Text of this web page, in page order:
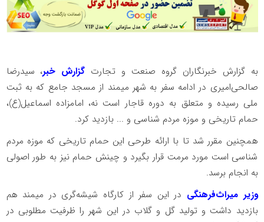
به گزارش خبرنگاران گروه صنعت و تجارت گزارش خبر، سیدرضا
صالحی‌امیری در ادامه سفر به شهر میمند از مسجد جامع که به ثبت
ملی رسیده و متعلق به دوره قاجار است نه، امامزاده اسماعیل(ع)،
حمام تاریخی و موزه مردم شناسی و ... بازدید کرد.
همچنین مقرر شد تا با ارائه طرحی این حمام تاریخی که موزه مردم
شناسی است مورد مرمت قرار بگیرد و چینش حمام نیز به طور اصولی
به انجام برسد.
وزیر میراث‌فرهنگی در این سفر از کارگاه شیشه‌گری در میمند هم
بازدید داشت و تولید گل و گلاب در این شهر را ظرفیت مطلوبی در